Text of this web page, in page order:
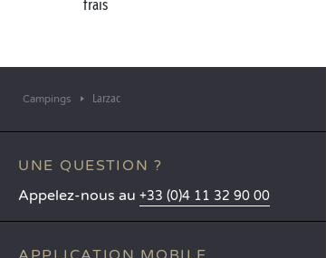
et c’est le cas de le dire !
frais
Campings Larzac
UNE QUESTION ?
Appelez-nous au +33 (0)4 11 32 90 00